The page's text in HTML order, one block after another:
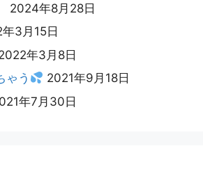
2024年8月28日
3月15日
年3月8日
ゃう
2021年9月18日
年7月30日